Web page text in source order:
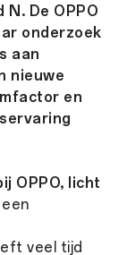
N. De OPPO
onderzoek
aan
nieuwe
en
OPPO, licht
veel tijd